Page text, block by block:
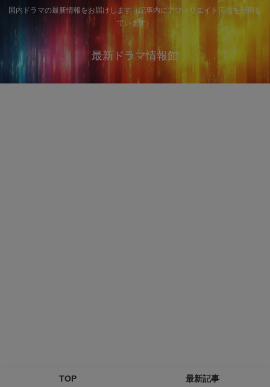
国内ドラマの最新情報をお届けします（記事内にアフィリエイト広告を利用し
ています）
最新ドラマ情報館
TOP 最新記事